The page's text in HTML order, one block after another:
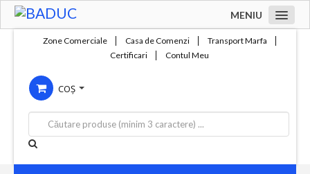
MENIU
Compania
Servicii
Productie
Zone Comerciale Casa de Comenzi
Transport Marfa
Certificari
Contul Meu
COȘ